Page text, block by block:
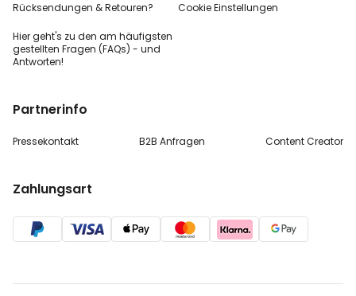
Rücksendungen & Retouren?
Hier geht's zu den am häufigsten
gestellten Fragen (FAQs) - und
Antworten!
Cookie Einstellungen
Partnerinfo
Pressekontakt B2B Anfragen Content Creator
Zahlungsart